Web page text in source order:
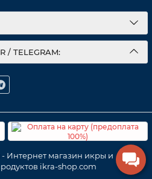
TELEGRAM:
Интернет магазин икры и
ikra-shop.com